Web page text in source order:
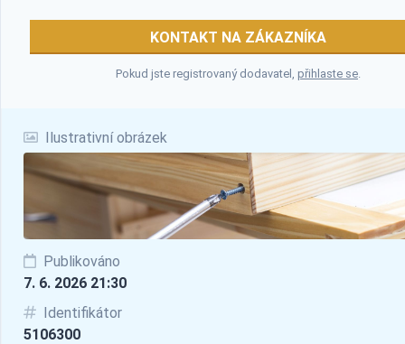
Ilustrativní obrázek
Publikováno
7. 6. 2026 21:30
Identifikátor
5106300
KONTAKT NA ZÁKAZNÍKA
Pokud jste registrovaný dodavatel, přihlaste se.